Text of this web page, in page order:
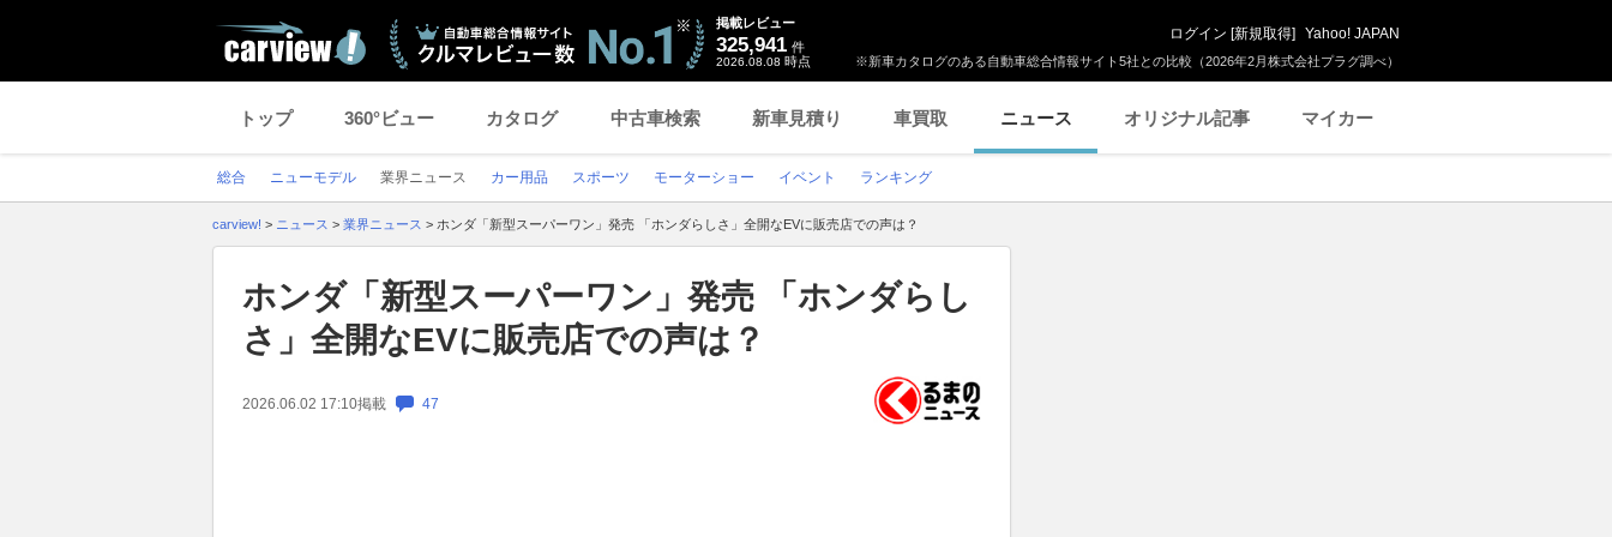
※新車カタログのある自動車総合情報サイト5社との比較（2026年2月株式会社プラグ調べ）
掲載レビュー
325,941 件
2026.08.08 時点
ログイン [新規取得] Yahoo! JAPAN
トップ 360°ビュー カタログ 中古車検索 新車見積り 車買取 ニュース オリジナル記事 マイカー
総合 ニューモデル 業界ニュース カー用品 スポーツ モーターショー イベント ランキング
carview! > ニュース > 業界ニュース > ホンダ「新型スーパーワン」発売 「ホンダらしさ」全開なEVに販売店での声は？
ホンダ「新型スーパーワン」発売 「ホンダらし
さ」全開なEVに販売店での声は？
2026.06.02 17:10掲載 47